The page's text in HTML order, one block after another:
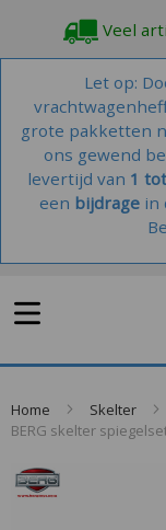
Veel
Let op:
grote pakketten
ons gewend
levertijd van 1
een bijdrage in
Home Skelter
BERG skelter
Skip
to